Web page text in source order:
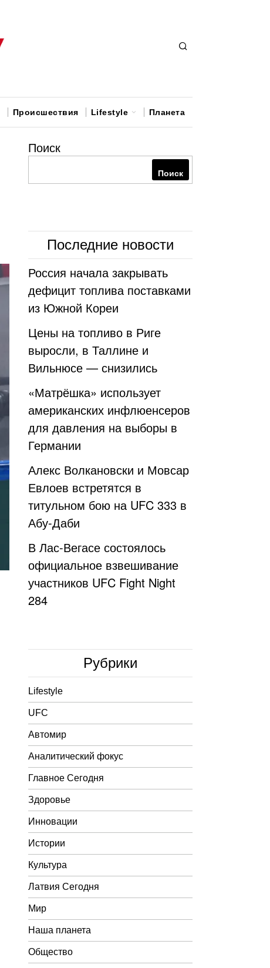
Происшествия Lifestyle Планета
Поиск
Поиск
Последние новости
Россия начала закрывать
дефицит топлива поставками
из Южной Кореи
Цены на топливо в Риге
выросли, в Таллине и
Вильнюсе — снизились
«Матрёшка» использует
американских инфлюенсеров
для давления на выборы в
Германии
Алекс Волкановски и Мовсар
Евлоев встретятся в
титульном бою на UFC 333 в
Абу-Даби
В Лас-Вегасе состоялось
официальное взвешивание
участников UFC Fight Night
284
Рубрики
Lifestyle
UFC
Автомир
Аналитический фокус
Главное Сегодня
Здоровье
Инновации
Истории
Культура
Латвия Сегодня
Мир
Наша планета
Общество